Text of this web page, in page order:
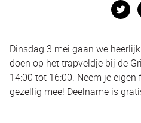
Dinsdag 3 mei gaan we
doen op het trapveldje bij de
14:00 tot 16:00. Neem je
gezellig mee! Deelname is